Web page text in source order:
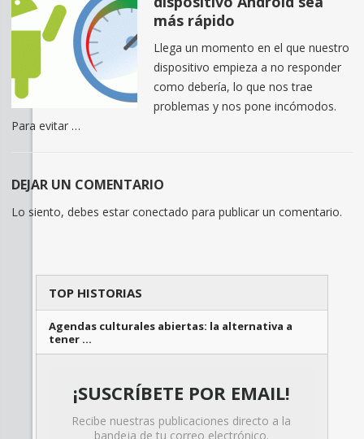
más rápido
Llega un momento en el que nuestro
dispositivo empieza a no responder
como debería, lo que nos trae
problemas y nos pone incómodos.
Para evitar …
DEJAR UN COMENTARIO
Lo siento, debes estar conectado para publicar un comentario.
TOP HISTORIAS
Agendas culturales abiertas: la alternativa a
tener …
¡SUSCRÍBETE POR EMAIL!
Recibe nuestras publicaciones directo a la
bandeja de tu correo electrónico.